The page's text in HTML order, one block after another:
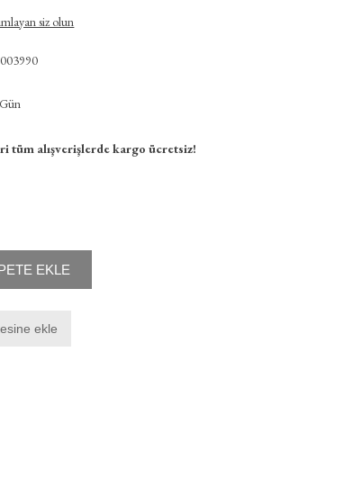
siz olun
tüm alışverişlerde kargo ücretsiz!
EKLE
ekle